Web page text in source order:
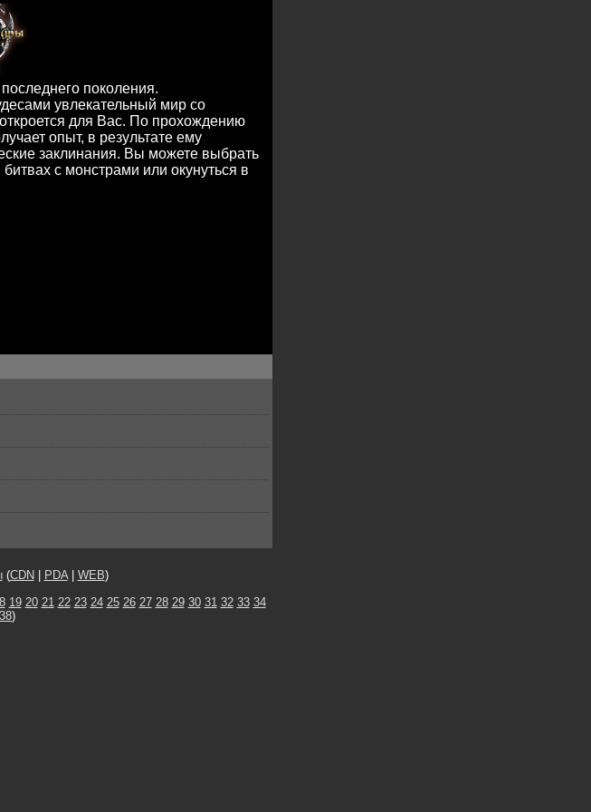
последнего поколения.
увлекательный мир со
для Вас. По прохождению
опыт, в результате ему
заклинания. Вы можете выбрать
с монстрами или окунуться в
(CDN| PDA| WEB)
19 20 21 22 23 24 25 26 27 28 29 30 31 32 33 34
38)